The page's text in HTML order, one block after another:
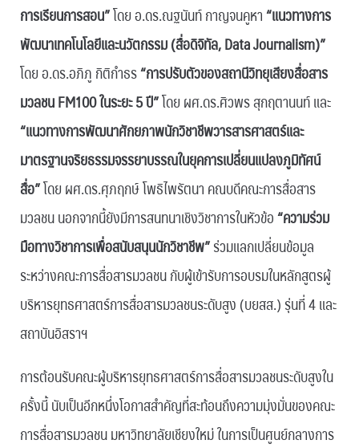
การเรียนการสอน”โดย อ.ดร.ณฐนันท์ กาญจนคูหา“แนวทางการ
พัฒนาเทคโนโลยีและนวัตกรรม (สื่อดิจิทัล, Data Journalism)”
โดย อ.ดร.อภิภู กิติกำธร“การปรับตัวของสถานีวิทยุเสียงสื่อสาร
มวลชน FM100 ในระยะ 5 ปี”โดย ผศ.ดร.ศิวพร สุกฤตานนท์ และ
“แนวทางการพัฒนาศักยภาพนักวิชาชีพวารสารศาสตร์และ
มาตรฐานจริยธรรมจรรยาบรรณในยุคการเปลี่ยนแปลงภูมิทัศน์
สื่อ”โดย ผศ.ดร.ศุภฤกษ์ โพธิไพรัตนา คณบดีคณะการสื่อสาร
มวลชน นอกจากนี้ยังมีการสนทนาเชิงวิชาการในหัวข้อ“ความร่วม
มือทางวิชาการเพื่อสนับสนุนนักวิชาชีพ”ร่วมแลกเปลี่ยนข้อมูล
ระหว่างคณะการสื่อสารมวลชน กับผู้เข้ารับการอบรมในหลักสูตรผู้
บริหารยุทธศาสตร์การสื่อสารมวลชนระดับสูง (บยสส.) รุ่นที่ 4 และ
สถาบันอิสราฯ
การต้อนรับคณะผู้บริหารยุทธศาสตร์การสื่อสารมวลชนระดับสูงใน
ครั้งนี้ นับเป็นอีกหนึ่งโอกาสสำคัญที่สะท้อนถึงความมุ่งมั่นของคณะ
การสื่อสารมวลชน มหาวิทยาลัยเชียงใหม่ ในการเป็นศูนย์กลางการ